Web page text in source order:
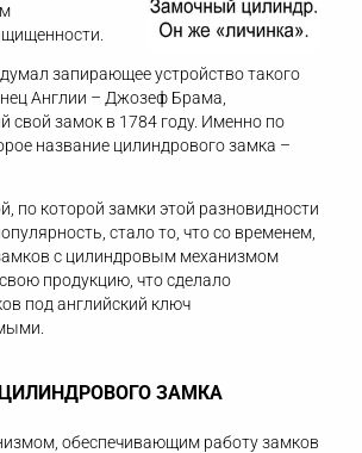
запирающее устройство такого
Англии – Джозеф Брама,
свой замок в 1784 году. Именно по
название цилиндрового замка –
по которой замки этой разновидности
стало то, что со временем,
с цилиндровым механизмом
продукцию, что сделало
под английский ключ
ЗАМКА
обеспечивающим работу замков